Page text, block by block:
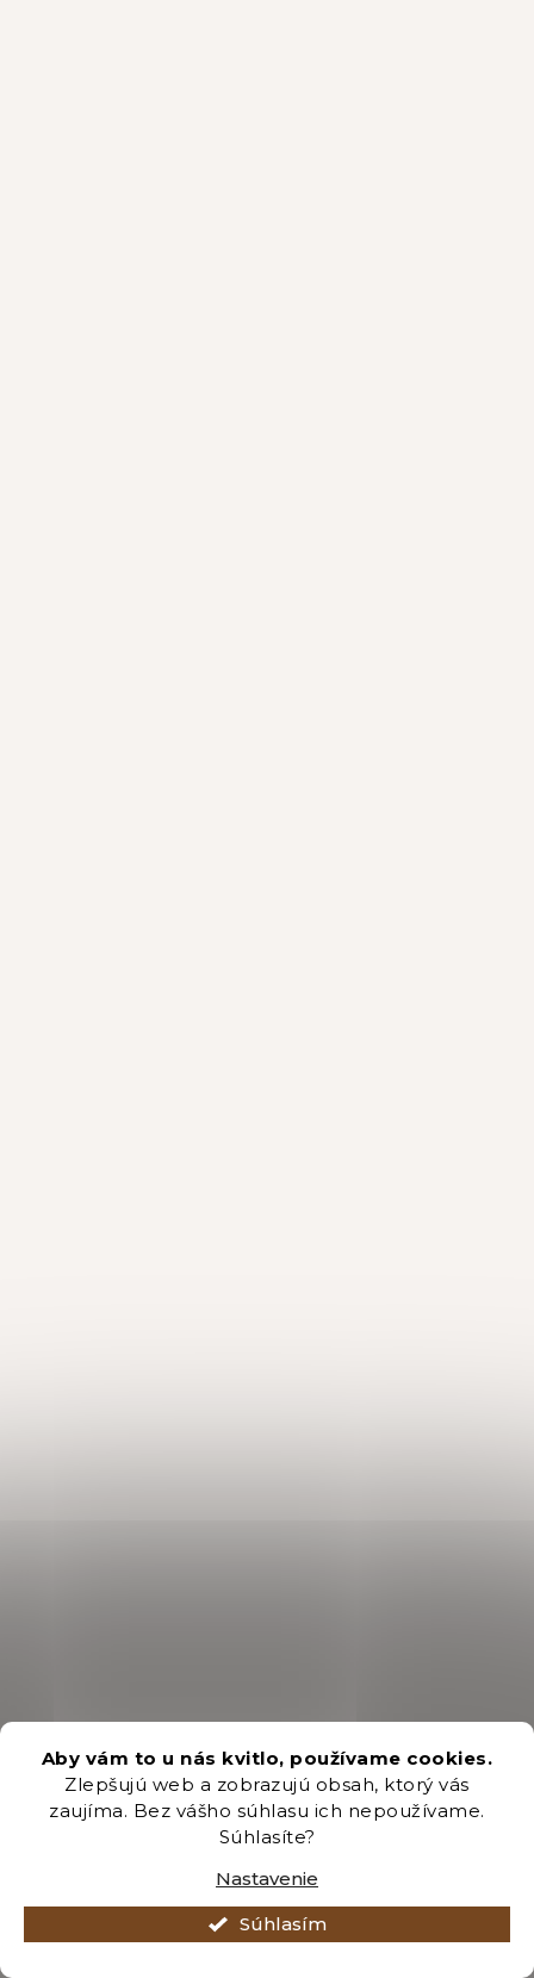
Aby vám to u nás kvitlo, používame cookies.
Zlepšujú web a zobrazujú obsah, ktorý vás
zaujíma. Bez vášho súhlasu ich nepoužívame.
Súhlasíte?
Nastavenie
Súhlasím